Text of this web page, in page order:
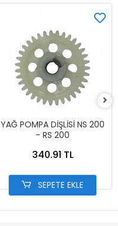
YAĞ POMPA DİŞLİSİ NS 200
- RS 200
340.91 TL
SEPETE EKLE